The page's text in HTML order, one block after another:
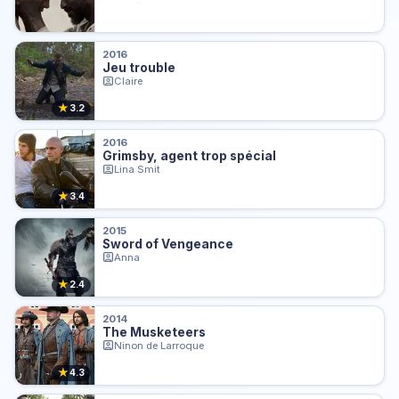
★3.2
2016
Jeu trouble
Claire
★3.4
2016
Grimsby, agent trop spécial
Lina Smit
★2.4
2015
Sword of Vengeance
Anna
★4.3
2014
The Musketeers
Ninon de Larroque